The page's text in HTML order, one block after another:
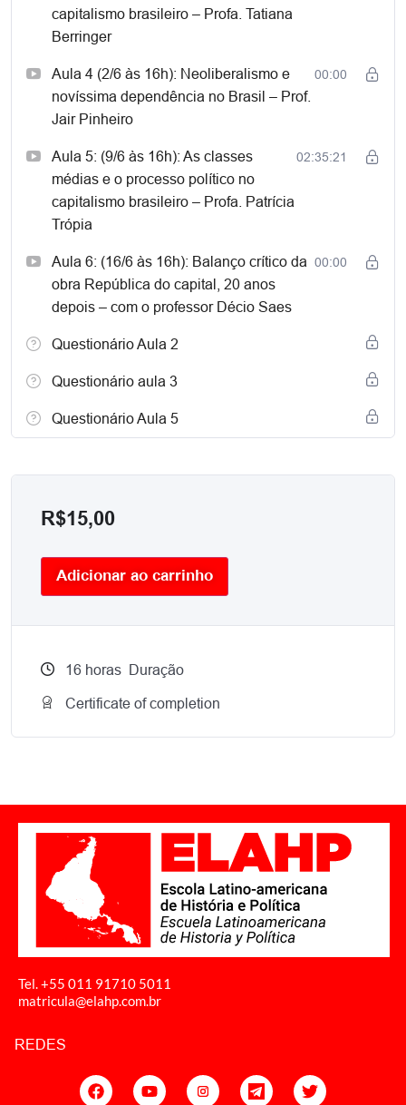
capitalismo brasileiro – Profa. Tatiana
Berringer
Aula 4 (2/6 às 16h): Neoliberalismo e
novíssima dependência no Brasil – Prof.
Jair Pinheiro
00:00
Aula 5: (9/6 às 16h): As classes
médias e o processo político no
capitalismo brasileiro – Profa. Patrícia
Trópia
02:35:21
Aula 6: (16/6 às 16h): Balanço crítico da
obra República do capital, 20 anos
depois – com o professor Décio Saes
00:00
Questionário Aula 2
Questionário aula 3
Questionário Aula 5
R$15,00
Adicionar ao carrinho
16 horas Duração
Certificate of completion
Tel. +55 011 91710 5011
matricula@elahp.com.br
REDES